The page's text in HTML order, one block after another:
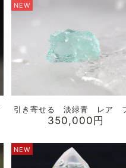
NEW
引き寄せる 淡緑青 レア
350,000円
NEW